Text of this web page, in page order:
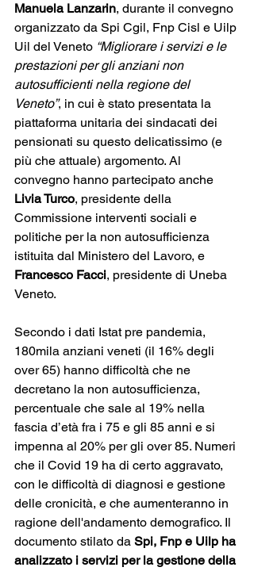
Manuela Lanzarin, durante il convegno
organizzato da Spi Cgil, Fnp Cisl e Uilp
Uil del Veneto “Migliorare i servizi e le
prestazioni per gli anziani non
autosufficienti nella regione del
Veneto”, in cui è stato presentata la
piattaforma unitaria dei sindacati dei
pensionati su questo delicatissimo (e
più che attuale) argomento. Al
convegno hanno partecipato anche
Livia Turco, presidente della
Commissione interventi sociali e
politiche per la non autosufficienza
istituita dal Ministero del Lavoro, e
Francesco Facci, presidente di Uneba
Veneto.
Secondo i dati Istat pre pandemia,
180mila anziani veneti (il 16% degli
over 65) hanno difficoltà che ne
decretano la non autosufficienza,
percentuale che sale al 19% nella
fascia d’età fra i 75 e gli 85 anni e si
impenna al 20% per gli over 85. Numeri
che il Covid 19 ha di certo aggravato,
con le difficoltà di diagnosi e gestione
delle cronicità, e che aumenteranno in
ragione dell'andamento demografico. Il
documento stilato da Spi, Fnp e Uilp ha
analizzato i servizi per la gestione della